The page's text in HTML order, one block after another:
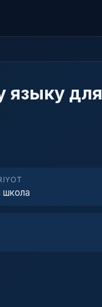
языку для